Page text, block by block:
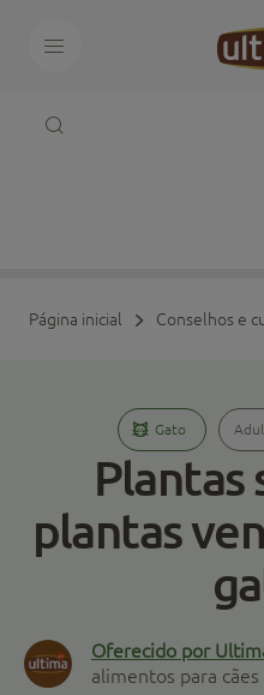
Página inicial Conselhos e
Gato
Plantas
plantas
Oferecido por
alimentos para cães